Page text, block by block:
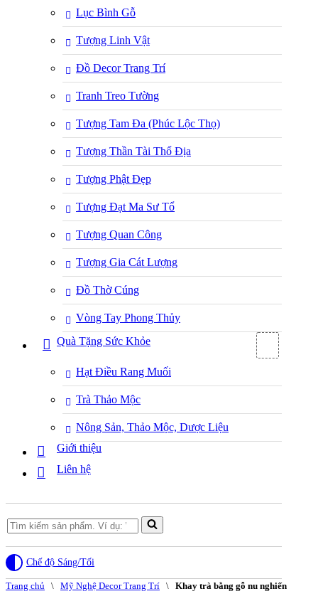
Lục Bình Gỗ
Tượng Linh Vật
Đồ Decor Trang Trí
Tranh Treo Tường
Tượng Tam Đa (Phúc Lộc Thọ)
Tượng Thần Tài Thổ Địa
Tượng Phật Đẹp
Tượng Đạt Ma Sư Tổ
Tượng Quan Công
Tượng Gia Cát Lượng
Đồ Thờ Cúng
Vòng Tay Phong Thủy
Quà Tặng Sức Khỏe
Hạt Điều Rang Muối
Trà Thảo Mộc
Nông Sản, Thảo Mộc, Dược Liệu
Giới thiệu
Liên hệ
Search
for...
Chế độ Sáng/Tối
Trang chủ \ Mỹ Nghệ Decor Trang Trí \ Khay trà bằng gỗ nu nghiến